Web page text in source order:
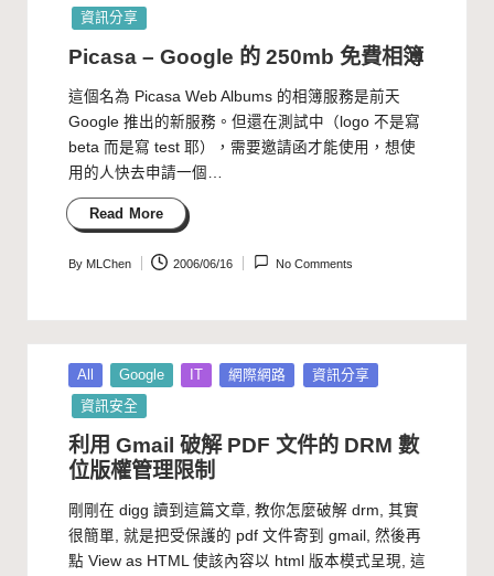
in資訊分享
Picasa – Google 的 250mb 免費相簿
這個名為 Picasa Web Albums 的相簿服務是前天
Google 推出的新服務。但還在測試中（logo 不是寫
beta 而是寫 test 耶），需要邀請函才能使用，想使
用的人快去申請一個…
Read More
Posted
By MLChen 2006/06/16 No Comments
Posted
in
All Google IT 網際網路
資訊分享
資訊安全
利用 Gmail 破解 PDF 文件的 DRM 數
位版權管理限制
剛剛在 digg 讀到這篇文章, 教你怎麼破解 drm, 其實
很簡單, 就是把受保護的 pdf 文件寄到 gmail, 然後再
點 View as HTML 使該內容以 html 版本模式呈現, 這